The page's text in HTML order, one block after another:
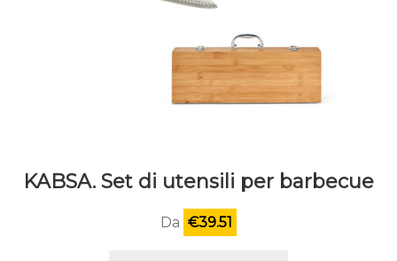
KABSA. Set di utensili per barbecue
Da €39.51